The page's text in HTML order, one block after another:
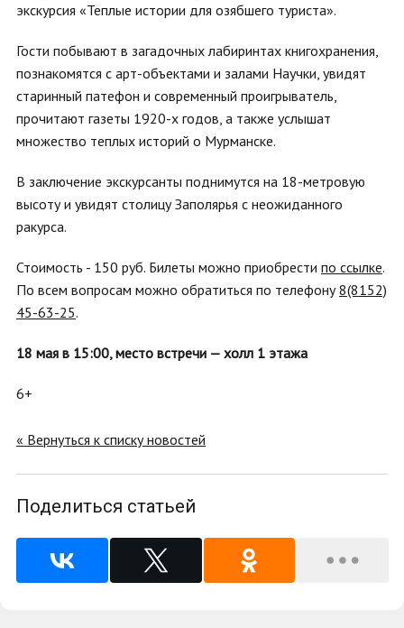
экскурсия «Теплые истории для озябшего туриста».
Гости побывают в загадочных лабиринтах книгохранения,
познакомятся с арт-объектами и залами Научки, увидят
старинный патефон и современный проигрыватель,
прочитают газеты 1920-х годов, а также услышат
множество теплых историй о Мурманске.
В заключение экскурсанты поднимутся на 18-метровую
высоту и увидят столицу Заполярья с неожиданного
ракурса.
Стоимость - 150 руб. Билеты можно приобрести по ссылке.
По всем вопросам можно обратиться по телефону8(8152)
45-63-25.
18 мая в 15:00, место встречи — холл 1 этажа
6+
« Вернуться к списку новостей
Поделиться статьей